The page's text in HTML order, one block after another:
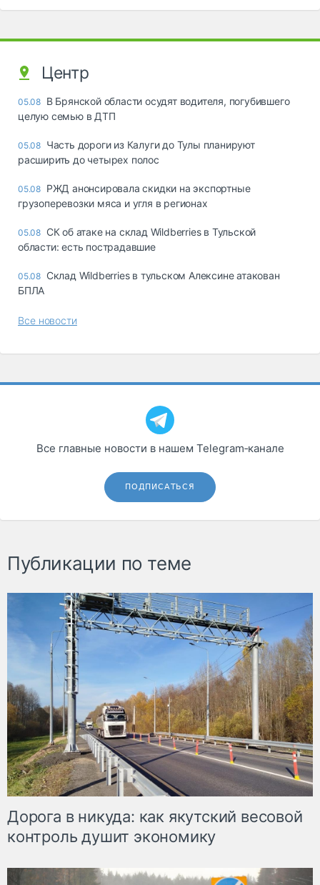
Центр
05.08 В Брянской области осудят водителя, погубившего
целую семью в ДТП
05.08 Часть дороги из Калуги до Тулы планируют
расширить до четырех полос
05.08 РЖД анонсировала скидки на экспортные
грузоперевозки мяса и угля в регионах
05.08 СК об атаке на склад Wildberries в Тульской
области: есть пострадавшие
05.08 Склад Wildberries в тульском Алексине атакован
БПЛА
Все новости
Все главные новости в нашем Telegram‑канале
ПОДПИСАТЬСЯ
Публикации по теме
Дорога в никуда: как якутский весовой
контроль душит экономику